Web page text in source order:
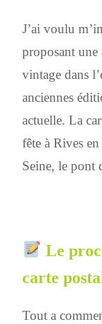
J’ai voulu
proposant une
vintage dans
anciennes
actuelle. La
fête à Rives
Seine, le pont
Le
carte
Tout a